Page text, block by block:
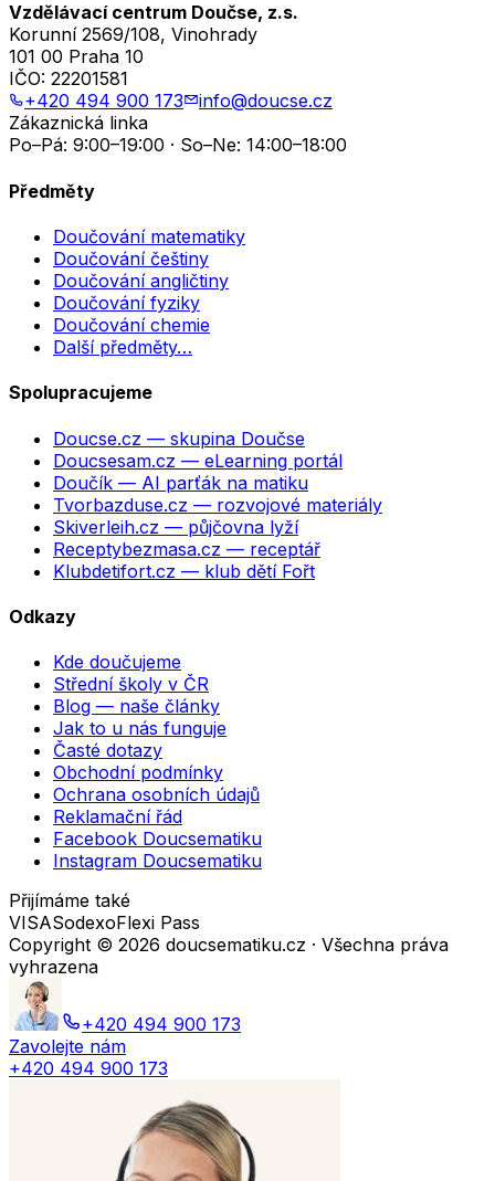
Vzdělávací centrum Doučse, z.s.
Korunní 2569/108, Vinohrady
101 00 Praha 10
IČO: 22201581
+420 494 900 173
info@doucse.cz
Zákaznická linka
Po–Pá: 9:00–19:00 · So–Ne: 14:00–18:00
Předměty
Doučování matematiky
Doučování češtiny
Doučování angličtiny
Doučování fyziky
Doučování chemie
Další předměty…
Spolupracujeme
Doucse.cz — skupina Doučse
Doucsesam.cz — eLearning portál
Doučík — AI parťák na matiku
Tvorbazduse.cz — rozvojové materiály
Skiverleih.cz — půjčovna lyží
Receptybezmasa.cz — receptář
Klubdetifort.cz — klub dětí Fořt
Odkazy
Kde doučujeme
Střední školy v ČR
Blog — naše články
Jak to u nás funguje
Časté dotazy
Obchodní podmínky
Ochrana osobních údajů
Reklamační řád
Facebook Doucsematiku
Instagram Doucsematiku
Přijímáme také
VISASodexoFlexi Pass
Copyright © 2026 doucsematiku.cz · Všechna práva
vyhrazena
+420 494 900 173
Zavolejte nám
+420 494 900 173